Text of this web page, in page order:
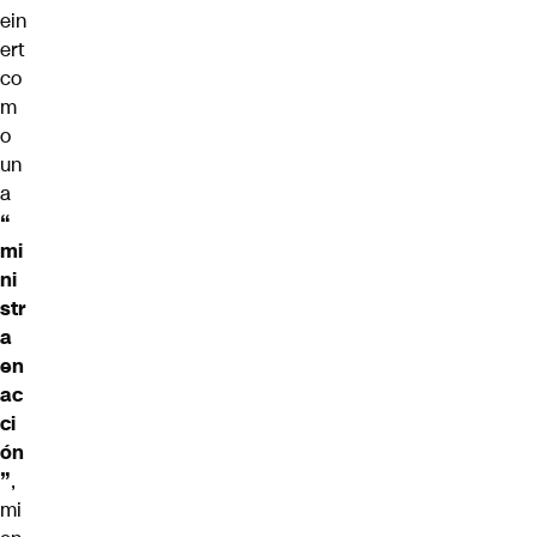
ein
ert
co
m
o
un
a
“
mi
ni
str
a
en
ac
ci
ón
”,
mi